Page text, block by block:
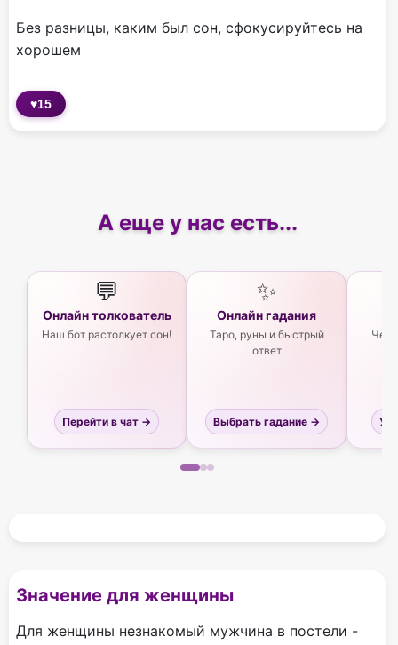
Без разницы, каким был сон, сфокусируйтесь на
хорошем
♥15
А еще у нас есть...
💬
Онлайн толкователь
Наш бот растолкует сон!
Перейти в чат →
✨
Онлайн гадания
Таро, руны и быстрый
ответ
Выбрать гадание →
Значение для женщины
Для женщины незнакомый мужчина в постели -